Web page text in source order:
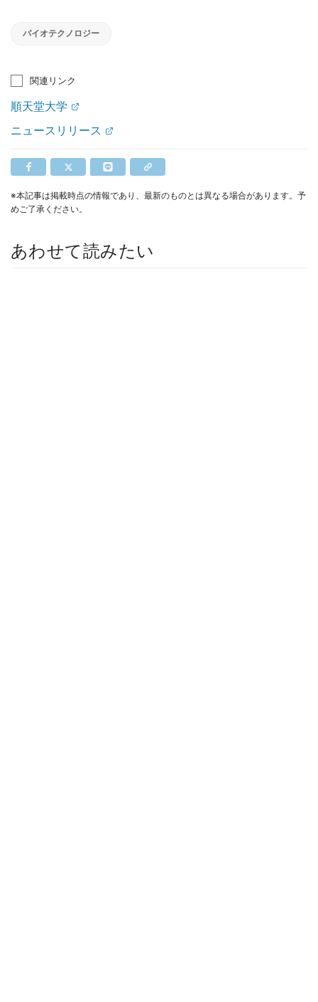
バイオテクノロジー
関連リンク
順天堂大学
ニュースリリース
※本記事は掲載時点の情報であり、最新のものとは異なる場合があります。予
めご了承ください。
あわせて読みたい